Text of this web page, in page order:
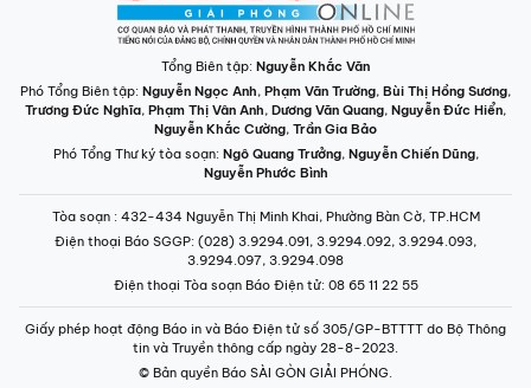
Tổng Biên tập: Nguyễn Khắc Văn
Phó Tổng Biên tập: Nguyễn Ngọc Anh, Phạm Văn Trường, Bùi Thị Hồng Sương,
Trương Đức Nghĩa, Phạm Thị Vân Anh, Dương Văn Quang, Nguyễn Đức Hiển,
Nguyễn Khắc Cường, Trần Gia Bảo
Phó Tổng Thư ký tòa soạn: Ngô Quang Trưởng, Nguyễn Chiến Dũng,
Nguyễn Phước Bình
Tòa soạn : 432-434 Nguyễn Thị Minh Khai, Phường Bàn Cờ, TP.HCM
Điện thoại Báo SGGP: (028) 3.9294.091, 3.9294.092, 3.9294.093,
3.9294.097, 3.9294.098
Điện thoại Tòa soạn Báo Điện tử: 08 65 11 22 55
Giấy phép hoạt động Báo in và Báo Điện tử số 305/GP-BTTTT do Bộ Thông
tin và Truyền thông cấp ngày 28-8-2023.
© Bản quyền Báo SÀI GÒN GIẢI PHÓNG.